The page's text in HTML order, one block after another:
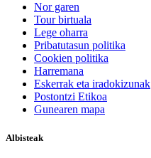
Nor garen
Tour birtuala
Lege oharra
Pribatutasun politika
Cookien politika
Harremana
Eskerrak eta iradokizunak
Postontzi Etikoa
Gunearen mapa
Albisteak